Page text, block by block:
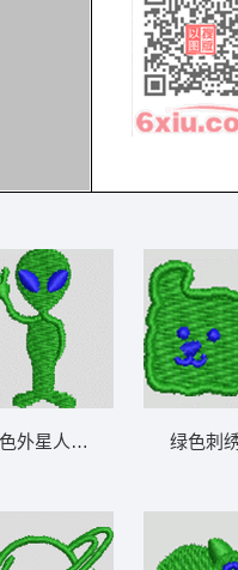
绿色外星人挥手图案 外星